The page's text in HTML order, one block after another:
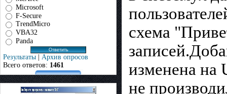
Microsoft
F-Secure
TrendMicro
VBA32
Panda
Результаты | Архив опросов
Всего ответов: 1461
схема
изменена на
не